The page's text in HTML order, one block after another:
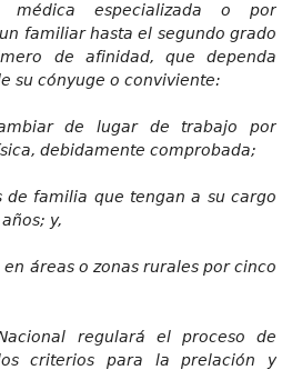
médica especializada o por
familiar hasta el segundo grado
de afinidad, que dependa
su cónyuge o conviviente:
de lugar de trabajo por
debidamente comprobada;
de familia que tengan a su cargo
y,
áreas o zonas rurales por cinco
regulará el proceso de
criterios para la prelación y